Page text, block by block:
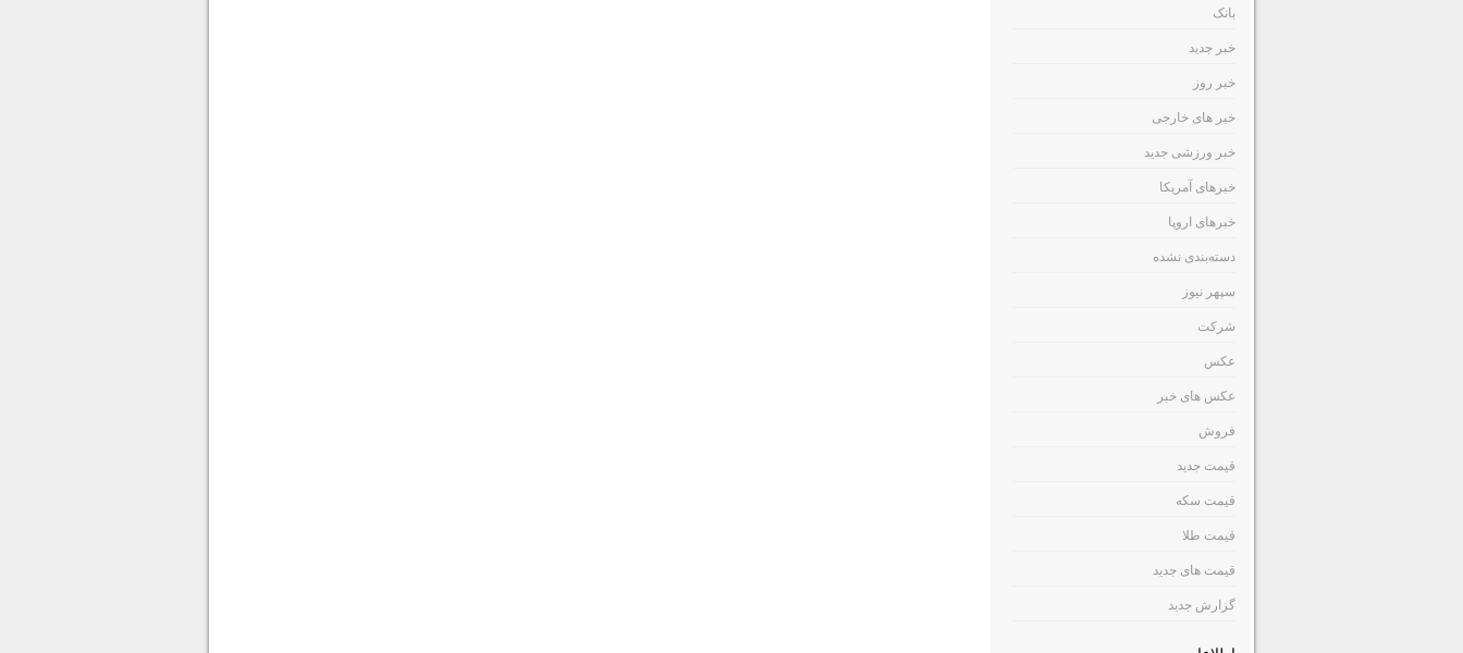
بانک
خبر جدید
خبر روز
خبر های خارجی
خبر ورزشی جدید
خبرهای آمریکا
خبرهای اروپا
دسته‌بندی نشده
سپهر نیوز
شرکت
عکس
عکس های خبر
فروش
قیمت جدید
قیمت سکه
قیمت طلا
قیمت های جدید
گزارش جدید